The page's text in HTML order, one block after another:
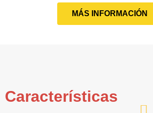
MÁS INFORMACIÓN
Características